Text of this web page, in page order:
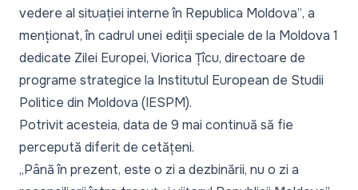
vedere al situației interne în Republica Moldova”, a
menționat, în cadrul unei ediții speciale de la Moldova 1
dedicate Zilei Europei, Viorica Țîcu, directoare de
programe strategice la Institutul European de Studii
Politice din Moldova (IESPM).
Potrivit acesteia, data de 9 mai continuă să fie
percepută diferit de cetățeni.
„Până în prezent, este o zi a dezbinării, nu o zi a